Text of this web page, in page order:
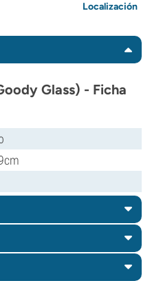
Localización
Glass) - Ficha